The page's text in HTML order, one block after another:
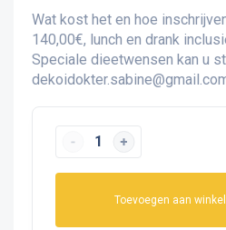
Wat kost het en hoe
140,00€, lunch en drank
Speciale dieetwensen kan u
Toevoegen aan